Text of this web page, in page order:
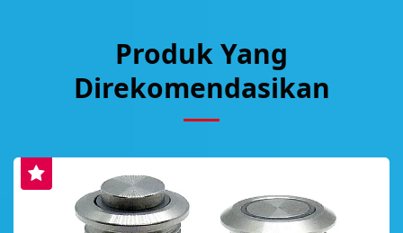
Produk Yang
Direkomendasikan